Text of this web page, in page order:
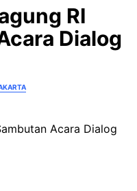
RI
Dialog
Acara Dialog